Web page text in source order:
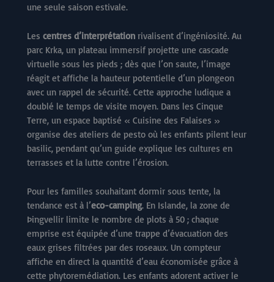
une seule saison estivale.
Les centres d’interprétation rivalisent d’ingéniosité. Au
parc Krka, un plateau immersif projette une cascade
virtuelle sous les pieds ; dès que l’on saute, l’image
réagit et affiche la hauteur potentielle d’un plongeon
avec un rappel de sécurité. Cette approche ludique a
doublé le temps de visite moyen. Dans les Cinque
Terre, un espace baptisé « Cuisine des Falaises »
organise des ateliers de pesto où les enfants pilent leur
basilic, pendant qu’un guide explique les cultures en
terrasses et la lutte contre l’érosion.
Pour les familles souhaitant dormir sous tente, la
tendance est à l’eco-camping. En Islande, la zone de
Þingvellir limite le nombre de plots à 50 ; chaque
emprise est équipée d’une trappe d’évacuation des
eaux grises filtrées par des roseaux. Un compteur
affiche en direct la quantité d’eau économisée grâce à
cette phytoremédiation. Les enfants adorent activer le